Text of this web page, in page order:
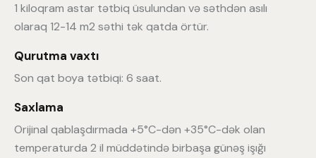
1 kiloqram astar tətbiq üsulundan və səthdən asılı
olaraq 12-14 m2 səthi tək qatda örtür.
Qurutma vaxtı
Son qat boya tətbiqi: 6 saat.
Saxlama
Orijinal qablaşdırmada +5°C-dən +35°C-dək olan
temperaturda 2 il müddətində birbaşa günəş işığı